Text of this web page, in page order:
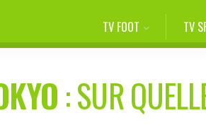
TV FOOT TV
: SUR